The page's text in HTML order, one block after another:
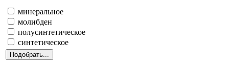
минеральное
молибден
полусинтетическое
синтетическое